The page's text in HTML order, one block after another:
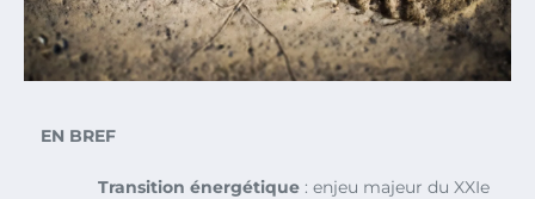
EN BREF
Transition énergétique : enjeu majeur du XXIe